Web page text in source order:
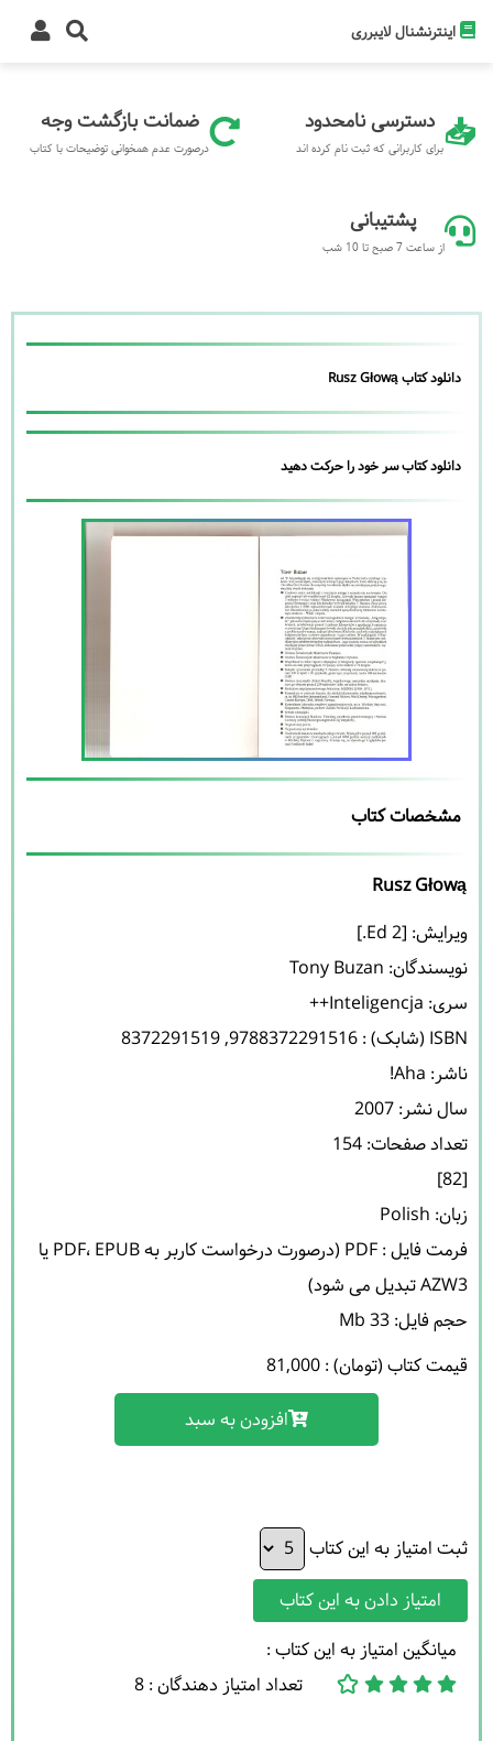
اینترنشنال لایبرری
دسترسی نامحدود
برای کاربرانی که ثبت نام کرده اند
ضمانت بازگشت وجه
درصورت عدم همخوانی توضیحات با کتاب
پشتیبانی
از ساعت 7 صبح تا 10 شب
دانلود کتاب Rusz Głową
دانلود کتاب سر خود را حرکت دهید
مشخصات کتاب
Rusz Głową
نویسندگان: Tony Buzan
حجم فایل: 33 Mb
قیمت کتاب (تومان) : 81,000
افزودن به سبد
ثبت امتیاز به این کتاب
امتیاز دادن به این کتاب
میانگین امتیاز به این کتاب :
تعداد امتیاز دهندگان : 8